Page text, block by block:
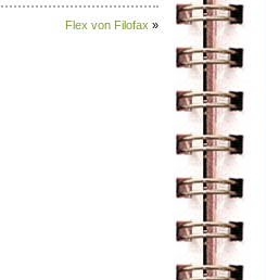
Flex von Filofax »